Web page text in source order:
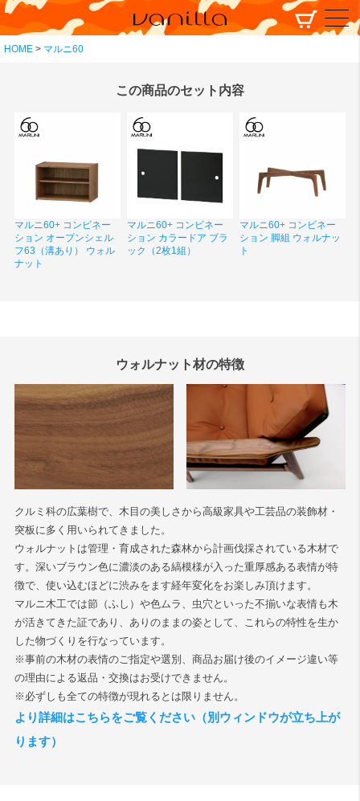
HOME マルニ60
この商品のセット内容
マルニ60+ コンビネー
ション オープンシェル
フ63（溝あり） ウォル
ナット
マルニ60+ コンビネー
ション カラードア ブラ
ック（2枚1組）
マルニ60+ コンビネー
ション 脚組 ウォルナッ
ト
ウォルナット材の特徴
クルミ科の広葉樹で、木目の美しさから高級家具や工芸品の装飾材・
突板に多く用いられてきました。
ウォルナットは管理・育成された森林から計画伐採されている木材で
す。深いブラウン色に濃淡のある縞模様が入った重厚感ある表情が特
徴で、使い込むほどに渋みをます経年変化をお楽しみ頂けます。
マルニ木工では節（ふし）や色ムラ、虫穴といった不揃いな表情も木
が活きてきた証であり、ありのままの姿として、これらの特性を生か
した物づくりを行なっています。
※事前の木材の表情のご指定や選別、商品お届け後のイメージ違い等
の理由による返品・交換はお受けできません。
※必ずしも全ての特徴が現れるとは限りません。
より詳細はこちらをご覧ください（別ウィンドウが立ち上が
ります）